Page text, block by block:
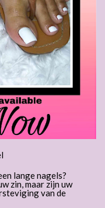
lange nagels?
zin, maar zijn uw
van de